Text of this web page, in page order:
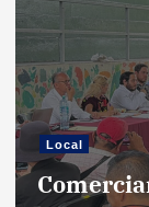
Local